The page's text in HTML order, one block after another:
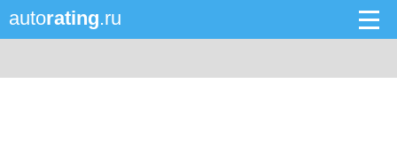
autorating.ru